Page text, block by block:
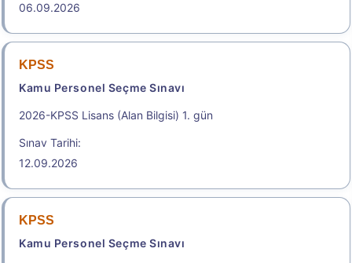
06.09.2026
KPSS
Kamu Personel Seçme Sınavı
2026-KPSS Lisans (Alan Bilgisi) 1. gün
Sınav Tarihi:
12.09.2026
KPSS
Kamu Personel Seçme Sınavı